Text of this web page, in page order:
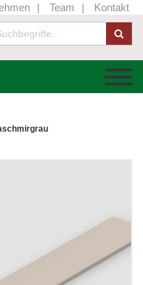
Team Kontakt